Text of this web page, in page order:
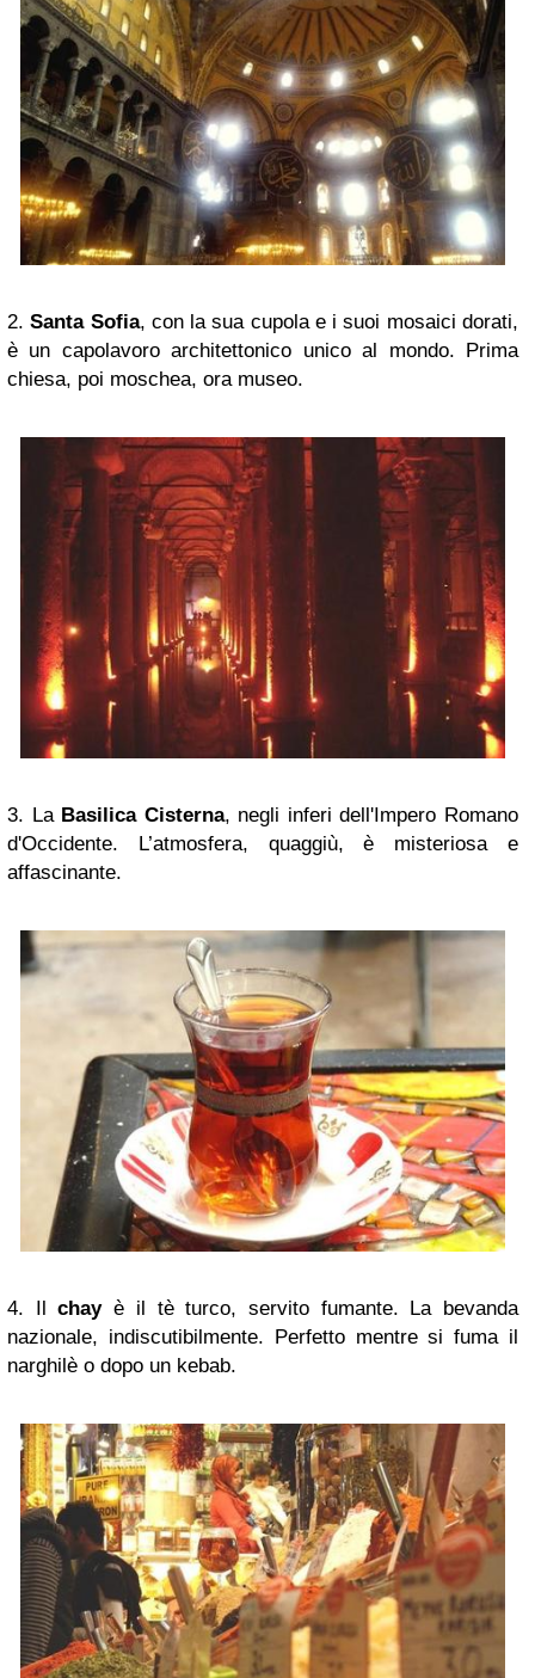
2.Santa Sofia, con la sua cupola e i suoi mosaici dorati,
è un capolavoro architettonico unico al mondo.
Prima
chiesa, poi moschea, ora museo.
3. La Basilica Cisterna, negli inferi dell'Impero Romano
d'Occidente. L’atmosfera, quaggiù, è misteriosa e
affascinante.
4. Ilchayè il tè turco, servito fumante. La bevanda
nazionale, indiscutibilmente. Perfetto mentre si fuma il
narghilè o dopo un kebab.